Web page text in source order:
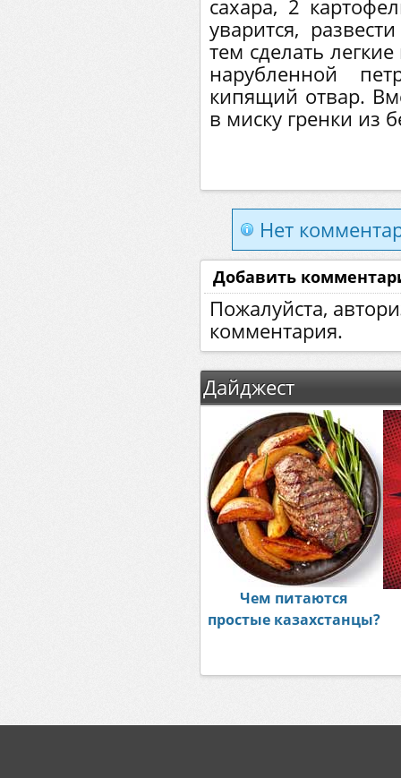
сахара, 2
уварится,
тем сделать
нарубленной
кипящий отвар.
в миску гренки из
Нет
Добавить
Пожалуйста,
комментария.
Дайджест
Чем питаются
простые казахстанцы?